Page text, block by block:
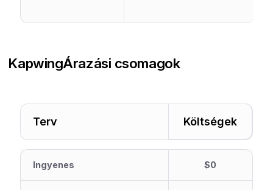
KapwingÁrazási csomagok
Terv Költségek
Ingyenes $0